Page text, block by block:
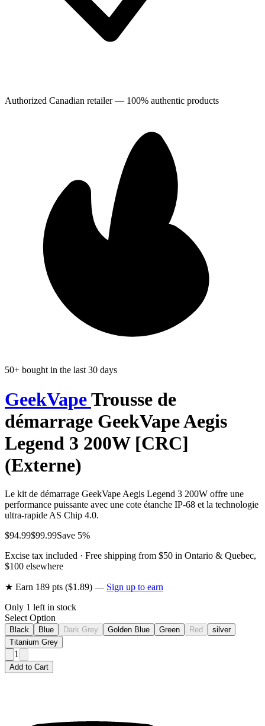
Authorized Canadian retailer — 100% authentic products
50+ bought in the last 30 days
GeekVapeTrousse de
démarrage GeekVape Aegis
Legend 3 200W [CRC]
(Externe)
Le kit de démarrage GeekVape Aegis Legend 3 200W offre une
performance puissante avec une cote étanche IP-68 et la technologie
ultra-rapide AS Chip 4.0.
$94.99$99.99Save 5%
Excise tax included · Free shipping from $50 in Ontario & Quebec,
$100 elsewhere
★ Earn 189 pts ($1.89) — Sign up to earn
Only 1 left in stock
Select Option
Black Blue Dark Grey Golden Blue Green Red
silver
Titanium Grey
1
Add to Cart